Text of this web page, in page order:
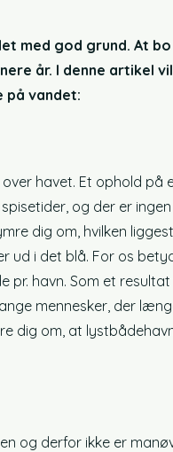
med god grund. At bo
år. I denne artikel
vandet:
havet. Et ophold på
og der er
dig om, hvilken
ud i det blå. For os
havn. Som et
mennesker, der
dig om, at
og derfor ikke er